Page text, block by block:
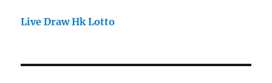
Live Draw Hk Lotto